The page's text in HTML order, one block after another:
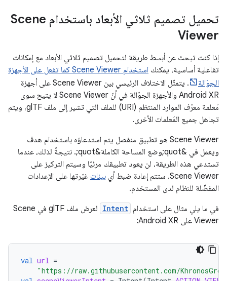
تحميل تصميم ثلاثي الأبعاد باستخدام Scene
Viewer
إذا كنت تبحث عن أبسط طريقة لتحميل تصميم ثلاثي الأبعاد مع إمكانات
تفاعلية أساسية، يمكنك
استخدام Scene Viewer كما تفعل على الأجهزة
الجوّالة
. يتمثّل الاختلاف الرئيسي بين Scene Viewer على أجهزة
Android XR والأجهزة الجوّالة في أنّ Scene Viewer لا يتيح سوى
مَعلمة معرّف الموارد المنتظم (URI) للملف التي تشير إلى ملف glTF، ويتم
تجاهل جميع المَعلمات الأخرى.
‫Scene Viewer هو تطبيق منفصل يتم استدعاؤه باستخدام هدف
ويعمل في &quot;وضع المساحة الكاملة&quot;. نتيجةً لذلك، عندما
تستدعي هذه الطريقة، لن يعود تطبيقك مرئيًا وسيتم التركيز على
Scene Viewer. ستتم إعادة ضبط أي
بيئات غيّرتها على الإعدادات
المفضّلة للنظام لدى المستخدم.
في ما يلي مثال على استخدام Intent
لعرض ملف glTF في Scene
Viewer على Android XR:
val url =
"https://raw.githubusercontent.com/